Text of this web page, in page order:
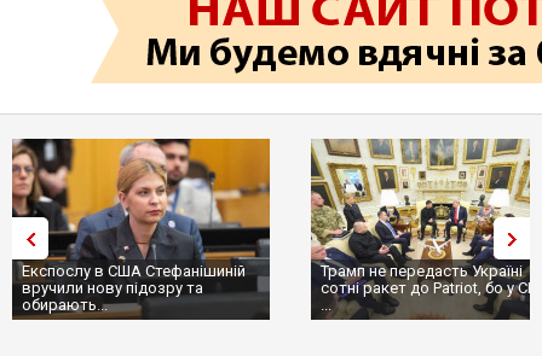
Експослу в США Стефанішиній
вручили нову підозру та
обирають...
Трамп не передасть Україні
сотні ракет до Patriot, бо у
...